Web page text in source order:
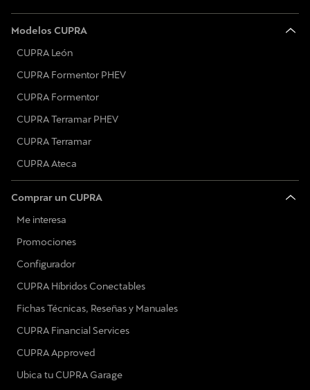
Modelos CUPRA
CUPRA León
CUPRA Formentor PHEV
CUPRA Formentor
CUPRA Terramar PHEV
CUPRA Terramar
CUPRA Ateca
Comprar un CUPRA
Me interesa
Promociones
Configurador
CUPRA Híbridos Conectables
Fichas Técnicas, Reseñas y Manuales
CUPRA Financial Services
CUPRA Approved
Ubica tu CUPRA Garage